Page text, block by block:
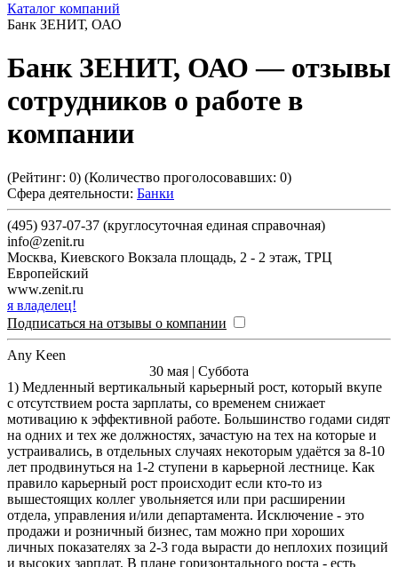
Каталог компаний
Банк ЗЕНИТ, ОАО
Банк ЗЕНИТ, ОАО — отзывы
сотрудников о работе в
компании
(Рейтинг: 0) (Количество проголосовавших: 0)
Сфера деятельности: Банки
(495) 937-07-37 (круглосуточная единая справочная)
info@zenit.ru
Москва, Киевского Вокзала площадь, 2 - 2 этаж, ТРЦ
Европейский
www.zenit.ru
я владелец!
Подписаться на отзывы о компании
Any Keen
30 мая | Суббота
1) Медленный вертикальный карьерный рост, который вкупе
с отсутствием роста зарплаты, со временем снижает
мотивацию к эффективной работе. Большинство годами сидят
на одних и тех же должностях, зачастую на тех на которые и
устраивались, в отдельных случаях некоторым удаётся за 8-10
лет продвинуться на 1-2 ступени в карьерной лестнице. Как
правило карьерный рост происходит если кто-то из
вышестоящих коллег увольняется или при расширении
отдела, управления и/или департамента. Исключение - это
продажи и розничный бизнес, там можно при хороших
личных показателях за 2-3 года вырасти до неплохих позиций
и высоких зарплат. В плане горизонтального роста - есть